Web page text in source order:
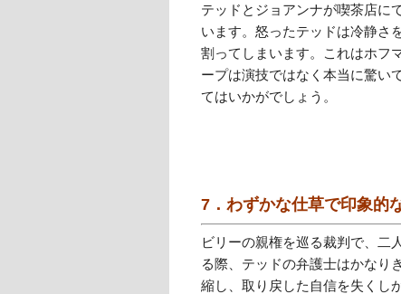
テッドとジョアンナが喫茶店に
います。怒ったテッドは冷静さ
割ってしまいます。これはホフ
ープは演技ではなく本当に驚い
てはいかがでしょう。
7．わずかな仕草で印象的
ビリーの親権を巡る裁判で、二
る際、テッドの弁護士はかなり
縮し、取り戻した自信を失くし